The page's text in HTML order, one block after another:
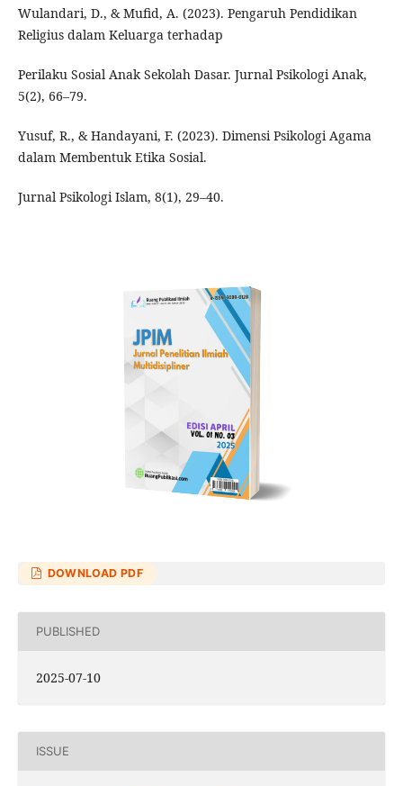
Wulandari, D., & Mufid, A. (2023). Pengaruh Pendidikan
Religius dalam Keluarga terhadap
Perilaku Sosial Anak Sekolah Dasar. Jurnal Psikologi Anak,
5(2), 66–79.
Yusuf, R., & Handayani, F. (2023). Dimensi Psikologi Agama
dalam Membentuk Etika Sosial.
Jurnal Psikologi Islam, 8(1), 29–40.
DOWNLOAD PDF
PUBLISHED
2025-07-10
ISSUE